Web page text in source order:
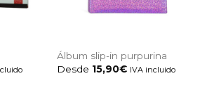
Álbum slip-in purpurina
Desde 15,90€ IVA incluido